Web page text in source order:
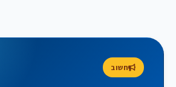
חשוב